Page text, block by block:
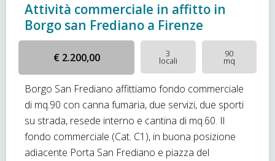
Attività commerciale in affitto in
Borgo san Frediano a Firenze
€ 2.200,00 3
locali
90
mq
Borgo San Frediano affittiamo fondo commerciale
di mq.90 con canna fumaria, due servizi, due sporti
su strada, resede interno e cantina di mq.60. Il
fondo commerciale (Cat. C1), in buona posizione
adiacente Porta San Frediano e piazza del